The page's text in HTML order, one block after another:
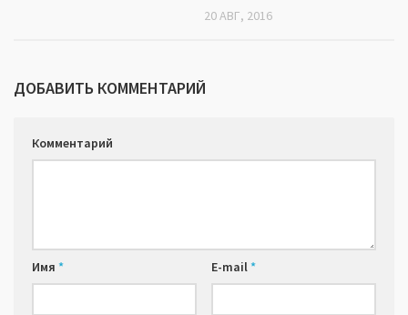
20 АВГ, 2016
ДОБАВИТЬ КОММЕНТАРИЙ
Комментарий
Имя * E-mail*